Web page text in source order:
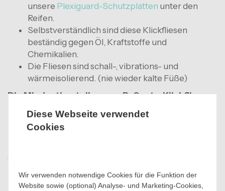
unsere Plexiguard-Schutzplatten unter den
Reifen.
Selbstverständlich sind diese Klickfliesen
beständig gegen Öl, Kraftstoffe und
Chemikalien.
Die Fliesen sind schall-, vibrations- und
wärmeisolierend. (nie wieder kalte Füße)
Die Mindestbestellmenge BoSepta-Klickfliesen
beträgt 10 qm (=40 Fliesen).
Bestellen Sie immer genügend Fliesen, bei einer
Nachbestellung kann es zu Farbunterschieden
derselben Charge stammt.
Preise
Diese Webseite verwendet
Cookies
Wir verwenden notwendige Cookies für die Funktion der
Website sowie (optional) Analyse- und Marketing-Cookies,